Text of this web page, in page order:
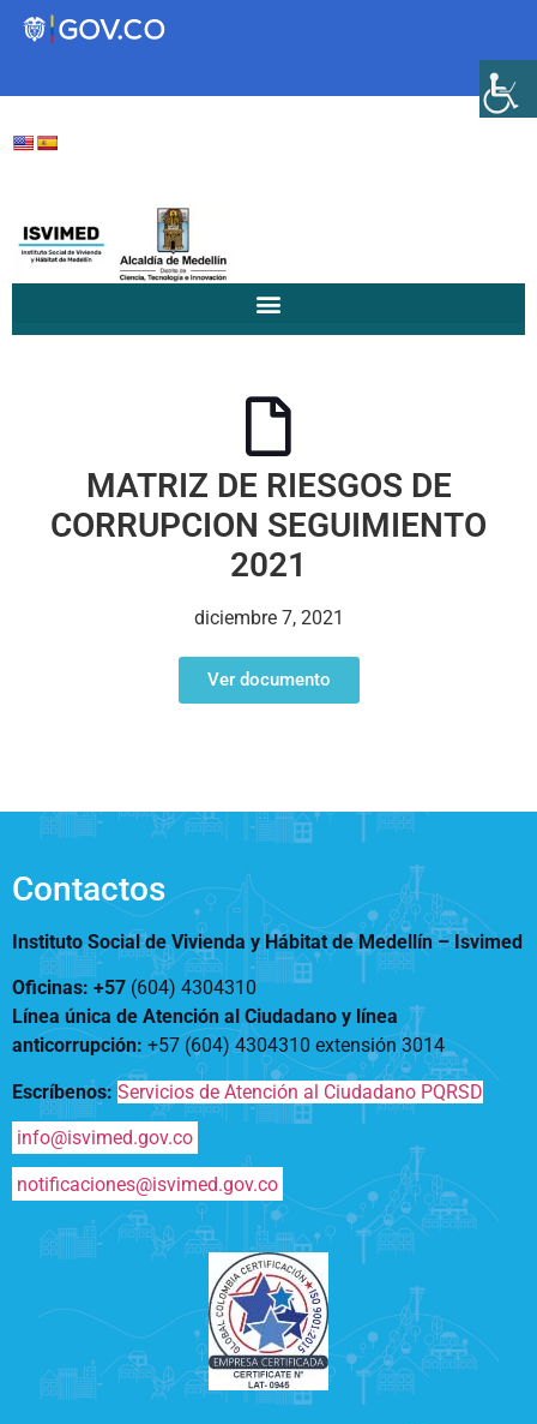
Transparencia
Participa
Hábitat de Medellín
Servicios
Mejoramiento de
Vivienda
Vivienda un proyecto
Arrendamiento temporal
OPV-JVC
Notificaciones
¿Qué es el ISVIMED?
Plan de Desarrollo
Encuesta de Percepción
Opciones de accesibilidad
Centro de relevo
Más Información sobre Accesibilidad
MATRIZ DE RIESGOS DE
CORRUPCION SEGUIMIENTO
2021
diciembre 7, 2021
Ver documento
Contactos
Instituto Social de Vivienda y Hábitat de Medellín –Isvimed
Oficinas: +57 (604) 4304310
Línea única de Atención al Ciudadano y línea
anticorrupción: +57 (604) 4304310 extensión3014
Escríbenos: Servicios de Atención al Ciudadano PQRSD
info@isvimed.gov.co
notificaciones@isvimed.gov.co